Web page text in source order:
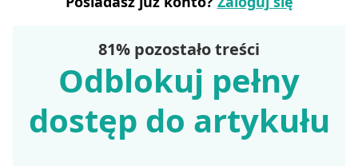
81% pozostało treści
Odblokuj pełny
dostęp do artykułu